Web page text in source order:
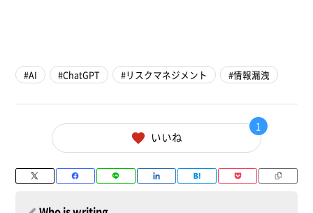
AI ChatGPT リスクマネジメント 情報漏洩
いいね
1